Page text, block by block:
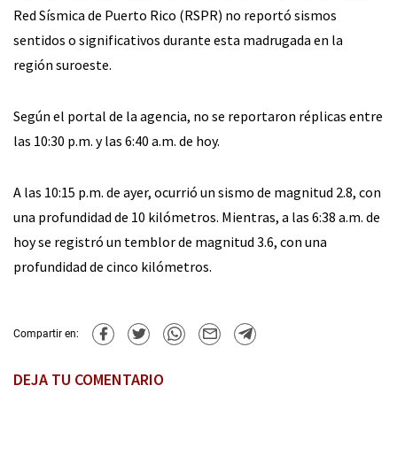
Red Sísmica de Puerto Rico (RSPR) no reportó sismos
sentidos o significativos durante esta madrugada en la
región suroeste.
Según el portal de la agencia, no se reportaron réplicas entre
las 10:30 p.m. y las 6:40 a.m. de hoy.
A las 10:15 p.m. de ayer, ocurrió un sismo de magnitud 2.8, con
una profundidad de 10 kilómetros. Mientras, a las 6:38 a.m. de
hoy se registró un temblor de magnitud 3.6, con una
profundidad de cinco kilómetros.
Compartir en:
DEJA TU COMENTARIO